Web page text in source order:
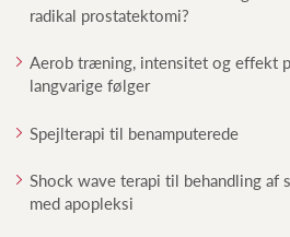
radikal prostatektomi?
Aerob træning, intensitet og effekt
langvarige følger
Spejlterapi til benamputerede
Shock wave terapi til behandling af
med apopleksi